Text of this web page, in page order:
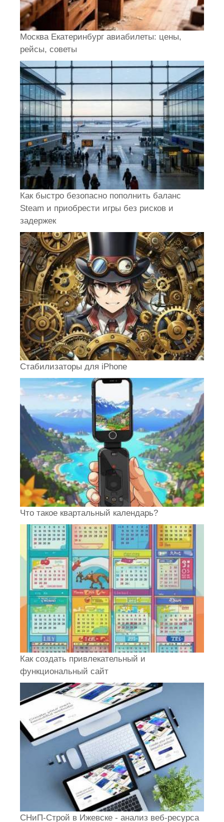
Москва Екатеринбург авиабилеты: цены,
рейсы, советы
Как быстро безопасно пополнить баланс
Steam и приобрести игры без рисков и
задержек
Стабилизаторы для iPhone
Что такое квартальный календарь?
Как создать привлекательный и
функциональный сайт
СНиП-Строй в Ижевске - анализ веб-ресурса